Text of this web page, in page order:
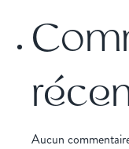
Aucun